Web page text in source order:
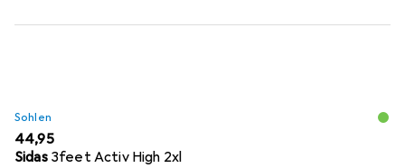
Sohlen
EUR
44,95
Sidas 3feet Activ High 2xl